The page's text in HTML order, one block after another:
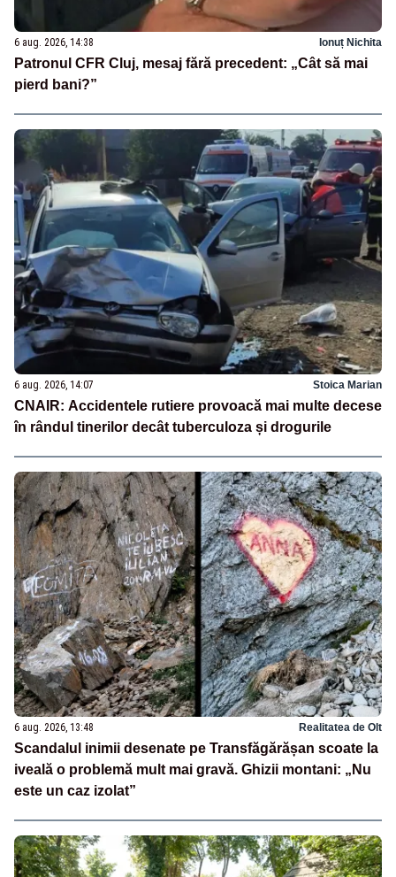
6 aug. 2026, 14:38 Ionuț Nichita
Patronul CFR Cluj, mesaj fără precedent: „Cât să mai
pierd bani?”
6 aug. 2026, 14:07 Stoica Marian
CNAIR: Accidentele rutiere provoacă mai multe decese
în rândul tinerilor decât tuberculoza și drogurile
6 aug. 2026, 13:48 Realitatea de Olt
Scandalul inimii desenate pe Transfăgărășan scoate la
iveală o problemă mult mai gravă. Ghizii montani: „Nu
este un caz izolat”